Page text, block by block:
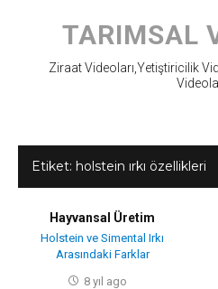
TARIMSAL
Ziraat Videoları,Yetiştiricilik
Etiket: holstein ırkı özellikleri
Hayvansal Üretim
Holstein ve Simental Irkı
Arasındaki Farklar
8 yıl ago